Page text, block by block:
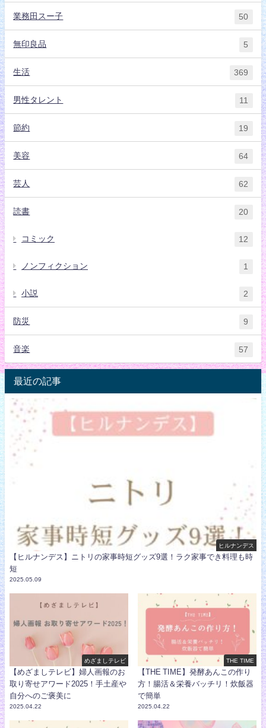
業務田スー子 50
無印良品 5
生活 369
男性タレント 11
節約 19
美容 64
芸人 62
読書 20
コミック 12
ノンフィクション 1
小説 2
防災 9
音楽 57
最近の記事
ヒルナンデス
【ヒルナンデス】ニトリの家事時短グッズ9選！ラク家事でき料理も時
短
2025.05.09
めざましテレビ
【めざましテレビ】婦人画報のお
取り寄せアワード2025！手土産や
自分へのご褒美に
2025.04.22
THE TIME
【THE TIME】発酵あんこの作り
方！腸活＆栄養バッチリ！炊飯器
で簡単
2025.04.22